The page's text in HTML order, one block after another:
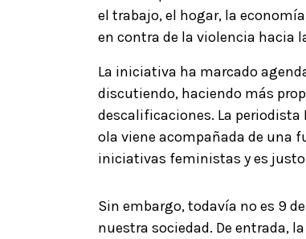
el trabajo, el hogar, la
en contra de la violencia hacia
La iniciativa ha marcado
discutiendo, haciendo más
descalificaciones. La periodista
ola viene acompañada de una
iniciativas feministas y es
Sin embargo, todavía no es 9
nuestra sociedad. De entrada,